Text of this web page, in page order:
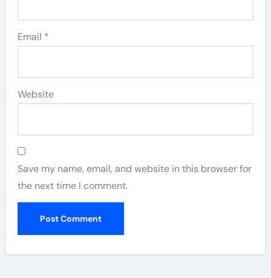
Email *
Website
Save my name, email, and website in this browser for
the next time I comment.